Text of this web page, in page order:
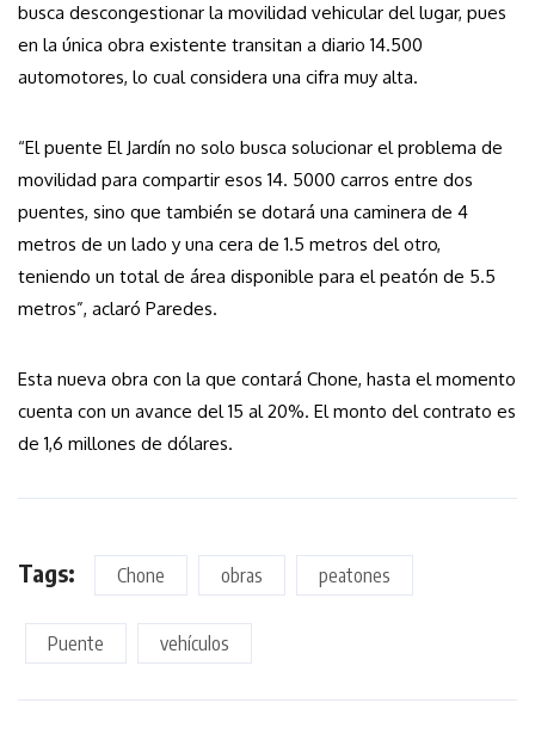
busca descongestionar la movilidad vehicular del lugar, pues
en la única obra existente transitan a diario 14.500
automotores, lo cual considera una cifra muy alta.
“El puente El Jardín no solo busca solucionar el problema de
movilidad para compartir esos 14. 5000 carros entre dos
puentes, sino que también se dotará una caminera de 4
metros de un lado y una cera de 1.5 metros del otro,
teniendo un total de área disponible para el peatón de 5.5
metros”, aclaró Paredes.
Esta nueva obra con la que contará Chone, hasta el momento
cuenta con un avance del 15 al 20%. El monto del contrato es
de 1,6 millones de dólares.
Tags: Chone obras peatones
Puente vehículos